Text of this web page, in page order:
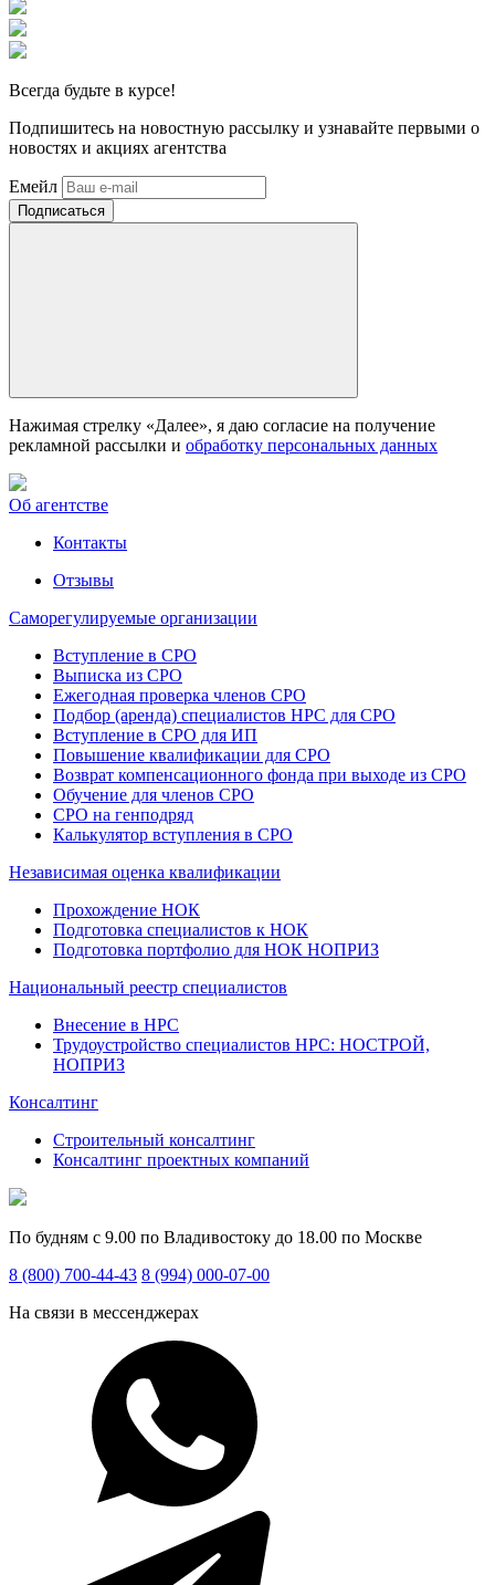
Всегда будьте в курсе!
Подпишитесь на новостную рассылку и узнавайте первыми о
новостях и акциях агентства
Емейл
Нажимая стрелку «Далее», я даю согласие на получение
рекламной рассылки и обработку персональных данных
Об агентстве
Контакты
Отзывы
Саморегулируемые организации
Вступление в СРО
Выписка из СРО
Ежегодная проверка членов СРО
Подбор (аренда) специалистов НРС для СРО
Вступление в СРО для ИП
Повышение квалификации для СРО
Возврат компенсационного фонда при выходе из СРО
Обучение для членов СРО
СРО на генподряд
Калькулятор вступления в СРО
Независимая оценка квалификации
Прохождение НОК
Подготовка специалистов к НОК
Подготовка портфолио для НОК НОПРИЗ
Национальный реестр специалистов
Внесение в НРС
Трудоустройство специалистов НРС: НОСТРОЙ,
НОПРИЗ
Консалтинг
Строительный консалтинг
Консалтинг проектных компаний
По будням с 9.00 по Владивостоку до 18.00 по Москве
8 (800) 700-44-43 8 (994) 000-07-00
На связи в мессенджерах